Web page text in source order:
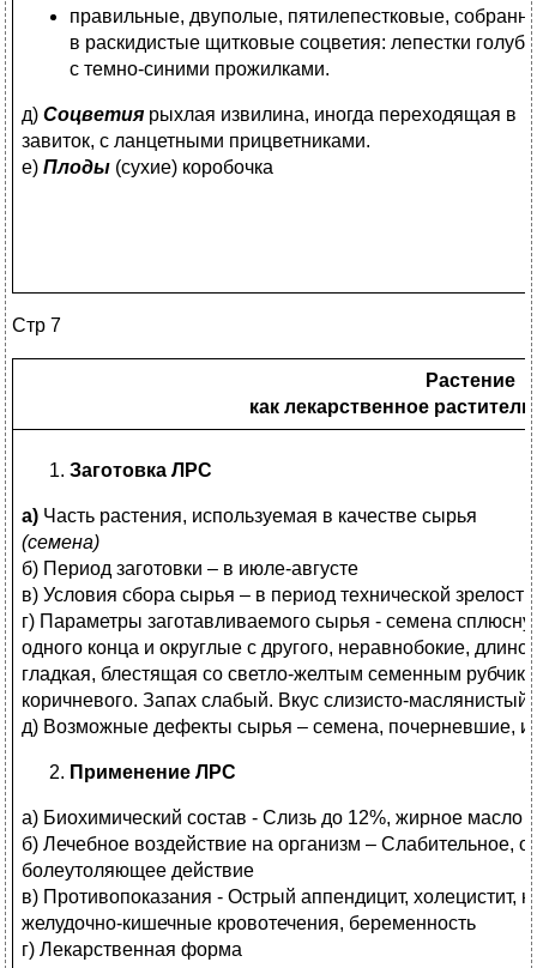
правильные, двуполые, пятилепестковые,
в раскидистые щитковые соцветия: лепестки
с темно-синими прожилками.
д) Соцветия рыхлая извилина, иногда переходящая в
завиток, с ланцетными прицветниками.
е) Плоды (сухие) коробочка
Стр 7
Растение
как лекарственное
Заготовка ЛРС
а) Часть растения, используемая в качестве сырья
(семена)
б) Период заготовки – в июле-августе
в) Условия сбора сырья – в период технической
г) Параметры заготавливаемого сырья - семена
одного конца и округлые с другого, неравнобокие,
гладкая, блестящая со светло-желтым семенным
коричневого. Запах слабый. Вкус слизисто-маслянистый.
д) Возможные дефекты сырья – семена, почерневшие,
Применение ЛРС
а) Биохимический состав - Слизь до 12%, жирное масло
б) Лечебное воздействие на организм – Слабительное,
болеутоляющее действие
в) Противопоказания - Острый аппендицит, холецистит,
желудочно-кишечные кровотечения, беременность
г) Лекарственная форма